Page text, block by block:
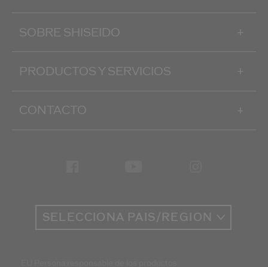
SOBRE SHISEIDO +
PRODUCTOS Y SERVICIOS +
CONTACTO +
SELECCIONA PAÍS/REGIÓN